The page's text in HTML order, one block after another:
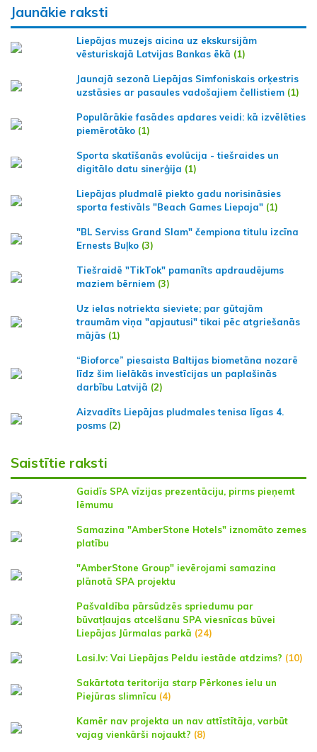
Jaunākie raksti
Liepājas muzejs aicina uz ekskursijām
vēsturiskajā Latvijas Bankas ēkā (1)
Jaunajā sezonā Liepājas Simfoniskais orķestris
uzstāsies ar pasaules vadošajiem čellistiem (1)
Populārākie fasādes apdares veidi: kā izvēlēties
piemērotāko (1)
Sporta skatīšanās evolūcija - tiešraides un
digitālo datu sinerģija (1)
Liepājas pludmalē piekto gadu norisināsies
sporta festivāls "Beach Games Liepaja" (1)
"BL Serviss Grand Slam" čempiona titulu izcīna
Ernests Buļko (3)
Tiešraidē "TikTok" pamanīts apdraudējums
maziem bērniem (3)
Uz ielas notriekta sieviete; par gūtajām
traumām viņa "apjautusi" tikai pēc atgriešanās
mājās (1)
“Bioforce” piesaista Baltijas biometāna nozarē
līdz šim lielākās investīcijas un paplašinās
darbību Latvijā (2)
Aizvadīts Liepājas pludmales tenisa līgas 4.
posms (2)
Saistītie raksti
Gaidīs SPA vīzijas prezentāciju, pirms pieņemt
lēmumu
Samazina "AmberStone Hotels" iznomāto zemes
platību
"AmberStone Group" ievērojami samazina
plānotā SPA projektu
Pašvaldība pārsūdzēs spriedumu par
būvatļaujas atcelšanu SPA viesnīcas būvei
Liepājas Jūrmalas parkā (24)
Lasi.lv: Vai Liepājas Peldu iestāde atdzims? (10)
Sakārtota teritorija starp Pērkones ielu un
Piejūras slimnīcu (4)
Kamēr nav projekta un nav attīstītāja, varbūt
vajag vienkārši nojaukt? (8)